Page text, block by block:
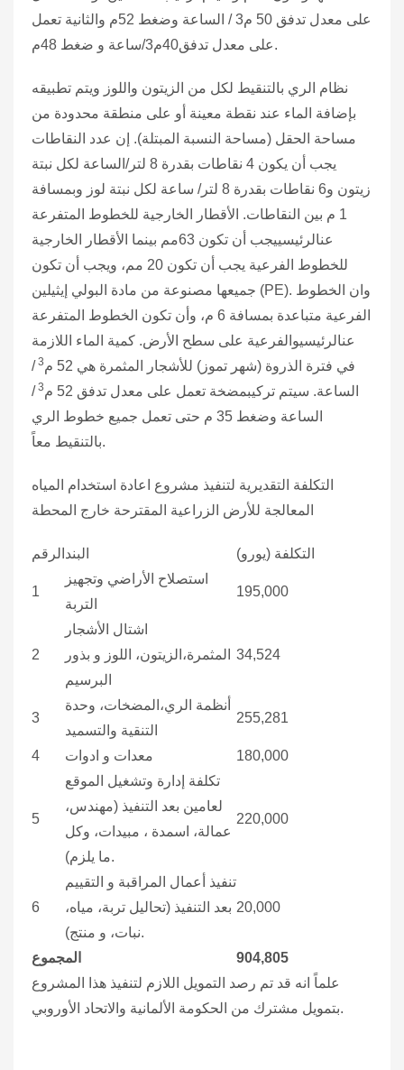
على معدل تدفق 50 م3 / الساعة وضغط 52م والثانية تعمل
على معدل تدفق40م3/ساعة و ضغط 48م.
نظام الري بالتنقيط لكل من الزيتون واللوز ويتم تطبيقه
بإضافة الماء عند نقطة معينة أو على منطقة محدودة من
مساحة الحقل (مساحة النسبة المبتلة). إن عدد النقاطات
يجب أن يكون 4 نقاطات بقدرة 8 لتر/الساعة لكل نبتة
زيتون و6 نقاطات بقدرة 8 لتر/ ساعة لكل نبتة لوز وبمسافة
1 م بين النقاطات. الأقطار الخارجية للخطوط المتفرعة
عنالرئيسييجب أن تكون 63مم بينما الأقطار الخارجية
للخطوط الفرعية يجب أن تكون 20 مم، ويجب أن تكون
جميعها مصنوعة من مادة البولي إيثيلين (PE). وان الخطوط
الفرعية متباعدة بمسافة 6 م، وأن تكون الخطوط المتفرعة
عنالرئيسيوالفرعية على سطح الأرض. كمية الماء اللازمة
في فترة الذروة (شهر تموز) للأشجار المثمرة هي 52 م
3
/
الساعة. سيتم تركيبمضخة تعمل على معدل تدفق 52 م
3
/
الساعة وضغط 35 م حتى تعمل جميع خطوط الري
بالتنقيط معاً.
التكلفة التقديرية لتنفيذ مشروع اعادة استخدام المياه
المعالجة للأرض الزراعية المقترحة خارج المحطة
الرقم البند التكلفة (يورو)
1
استصلاح الأراضي وتجهيز
التربة
195,000
2
اشتال الأشجار
المثمرة،الزيتون، اللوز و بذور
البرسيم
34,524
3
أنظمة الري،المضخات، وحدة
التنقية والتسميد
255,281
4 معدات و ادوات 180,000
5
تكلفة إدارة وتشغيل الموقع
لعامين بعد التنفيذ (مهندس،
عمالة، اسمدة ، مبيدات، وكل
ما يلزم).
220,000
6
تنفيذ أعمال المراقبة و التقييم
بعد التنفيذ (تحاليل تربة، مياه،
نبات، و منتج).
20,000
المجموع
904,805
علماً انه قد تم رصد التمويل اللازم لتنفيذ هذا المشروع
بتمويل مشترك من الحكومة الألمانية والاتحاد الأوروبي.